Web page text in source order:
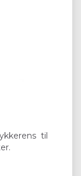
til